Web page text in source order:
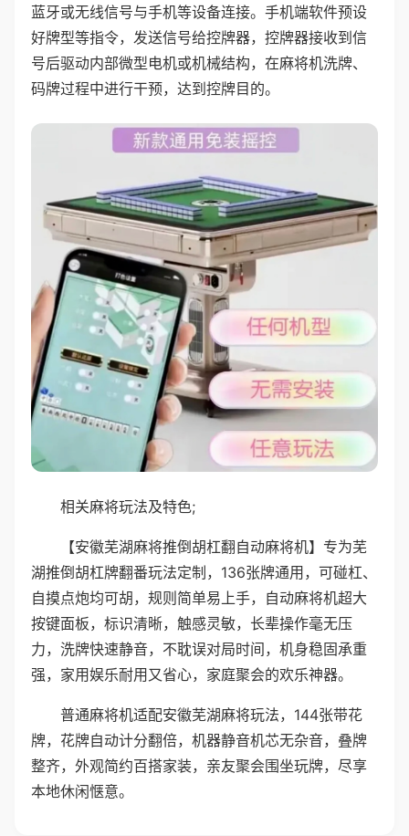
蓝牙或无线信号与手机等设备连接。手机端软件预设
好牌型等指令，发送信号给控牌器，控牌器接收到信
号后驱动内部微型电机或机械结构，在麻将机洗牌、
码牌过程中进行干预，达到控牌目的。
相关麻将玩法及特色;
【安徽芜湖麻将推倒胡杠翻自动麻将机】专为芜
湖推倒胡杠牌翻番玩法定制，136张牌通用，可碰杠、
自摸点炮均可胡，规则简单易上手，自动麻将机超大
按键面板，标识清晰，触感灵敏，长辈操作毫无压
力，洗牌快速静音，不耽误对局时间，机身稳固承重
强，家用娱乐耐用又省心，家庭聚会的欢乐神器。
普通麻将机适配安徽芜湖麻将玩法，144张带花
牌，花牌自动计分翻倍，机器静音机芯无杂音，叠牌
整齐，外观简约百搭家装，亲友聚会围坐玩牌，尽享
本地休闲惬意。